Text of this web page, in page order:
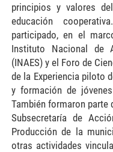
principios y valores
educación
participado, en el
Instituto Nacional de
(INAES) y el Foro de
de la Experiencia piloto
y formación de
También formaron parte
Subsecretaría de
Producción de la
otras actividades